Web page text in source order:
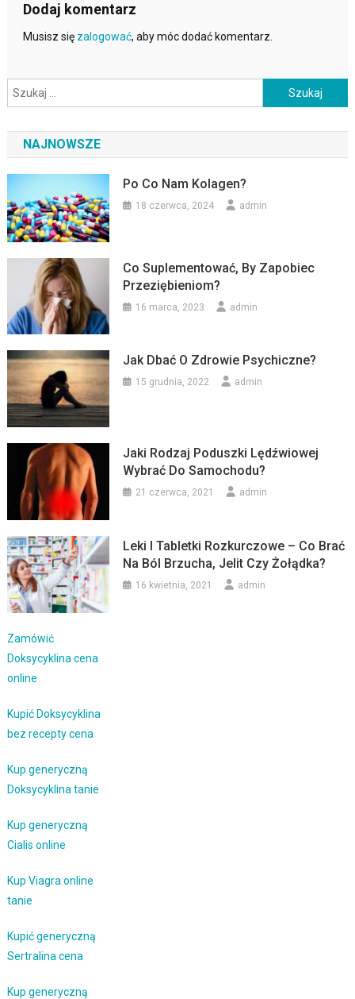
Dodaj komentarz
Musisz się zalogować, aby móc dodać komentarz.
Szukaj:
NAJNOWSZE
Po Co Nam Kolagen?
18 czerwca, 2024 admin
Co Suplementować, By Zapobiec
Przeziębieniom?
16 marca, 2023 admin
Jak Dbać O Zdrowie Psychiczne?
15 grudnia, 2022 admin
Jaki Rodzaj Poduszki Lędźwiowej
Wybrać Do Samochodu?
21 czerwca, 2021 admin
Leki I Tabletki Rozkurczowe – Co Brać
Na Ból Brzucha, Jelit Czy Żołądka?
16 kwietnia, 2021 admin
Zamówić
Doksycyklina cena
online
Kupić Doksycyklina
bez recepty cena
Kup generyczną
Doksycyklina tanie
Kup generyczną
Cialis online
Kup Viagra online
tanie
Kupić generyczną
Sertralina cena
Kup generyczną